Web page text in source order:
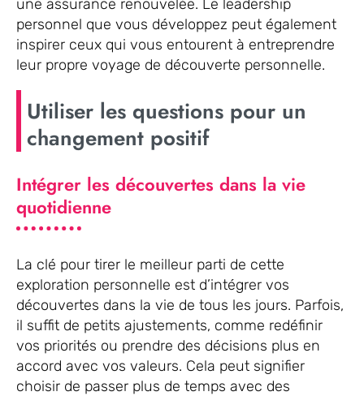
une assurance renouvelée. Le leadership
personnel que vous développez peut également
inspirer ceux qui vous entourent à entreprendre
leur propre voyage de découverte personnelle.
Utiliser les questions pour un
changement positif
Intégrer les découvertes dans la vie
quotidienne
La clé pour tirer le meilleur parti de cette
exploration personnelle est d’intégrer vos
découvertes dans la vie de tous les jours. Parfois,
il suffit de petits ajustements, comme redéfinir
vos priorités ou prendre des décisions plus en
accord avec vos valeurs. Cela peut signifier
choisir de passer plus de temps avec des